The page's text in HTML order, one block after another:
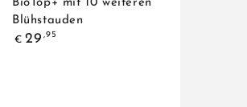
BioTop+ mit 10 weiteren
Blühstauden
Regulärer
€ 29 ,95